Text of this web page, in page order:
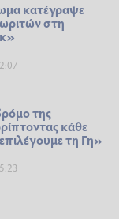
κατέγραψε
στη
της
κάθε
τη Γη»